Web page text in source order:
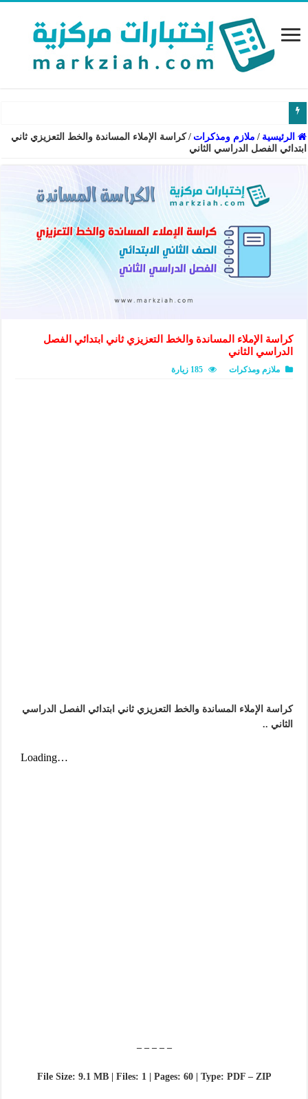
الرئيسية / ملازم ومذكرات / كراسة الإملاء المساندة والخط التعزيزي ثاني
ابتدائي الفصل الدراسي الثاني
كراسة الإملاء المساندة والخط التعزيزي ثاني ابتدائي الفصل
الدراسي الثاني
ملازم ومذكرات 185 زيارة
كراسة الإملاء المساندة والخط التعزيزي ثاني ابتدائي الفصل الدراسي
الثاني ..
– – – – –
File Size: 9.1 MB | Files: 1 | Pages: 60 | Type: PDF – ZIP